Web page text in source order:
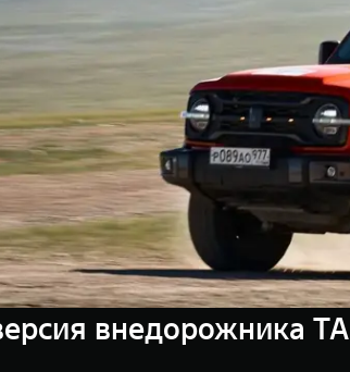
внедорожника